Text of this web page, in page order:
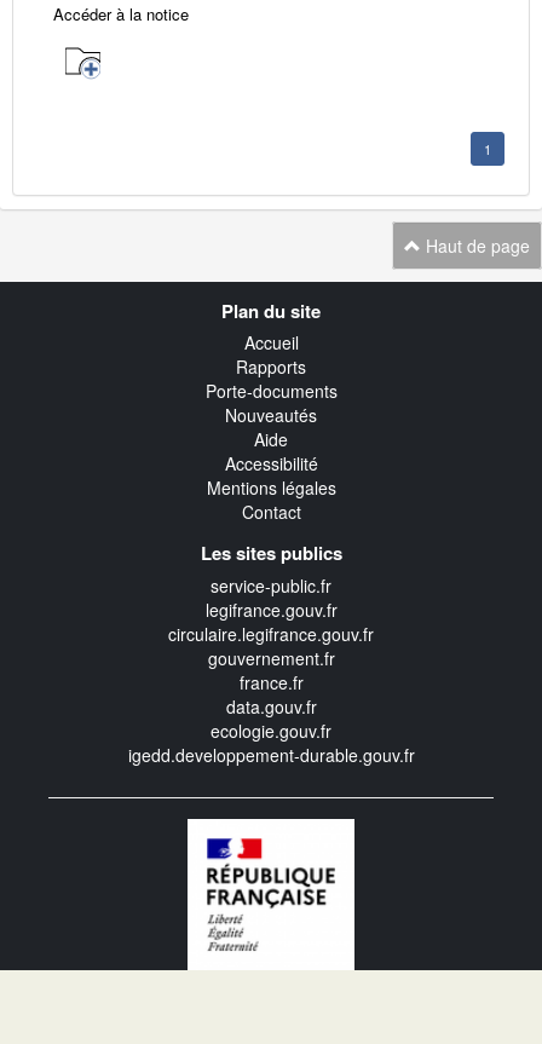
Accéder à la notice
1
Haut de page
Plan du site
Accueil
Rapports
Porte-documents
Nouveautés
Aide
Accessibilité
Mentions légales
Contact
Les sites publics
service-public.fr
legifrance.gouv.fr
circulaire.legifrance.gouv.fr
gouvernement.fr
france.fr
data.gouv.fr
ecologie.gouv.fr
igedd.developpement-durable.gouv.fr